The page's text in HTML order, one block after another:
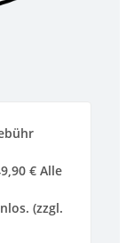
€ Alle
(zzgl.